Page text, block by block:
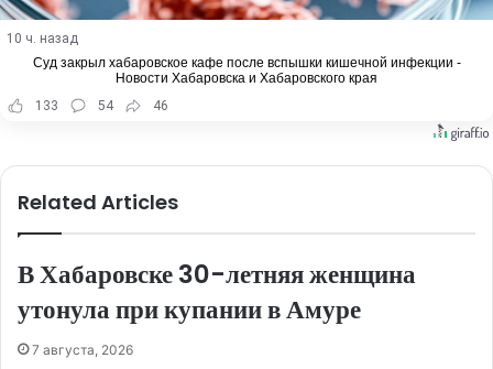
10 ч. назад
Суд закрыл хабаровское кафе после вспышки кишечной инфекции -
Новости Хабаровска и Хабаровского края
133
54 46
Related Articles
В Хабаровске 30-летняя женщина
утонула при купании в Амуре
7 августа, 2026